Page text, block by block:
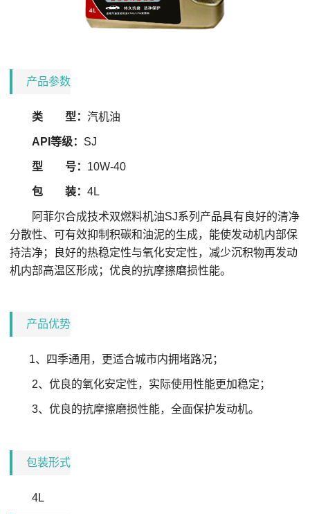
产品参数
类 型：汽机油
API等级： SJ
型 号： 10W-40
包 装：4L
阿菲尔合成技术双燃料机油SJ系列产品具有良好的清净
分散性、可有效抑制积碳和油泥的生成，能使发动机内部保
持洁净；良好的热稳定性与氧化安定性，减少沉积物再发动
机内部高温区形成；优良的抗摩擦磨损性能。
产品优势
1、 四季通用，更适合城市内拥堵路况；
2、优良的氧化安定性，实际使用性能更加稳定；
3、优良的抗摩擦磨损性能，全面保护发动机。
包装形式
4L